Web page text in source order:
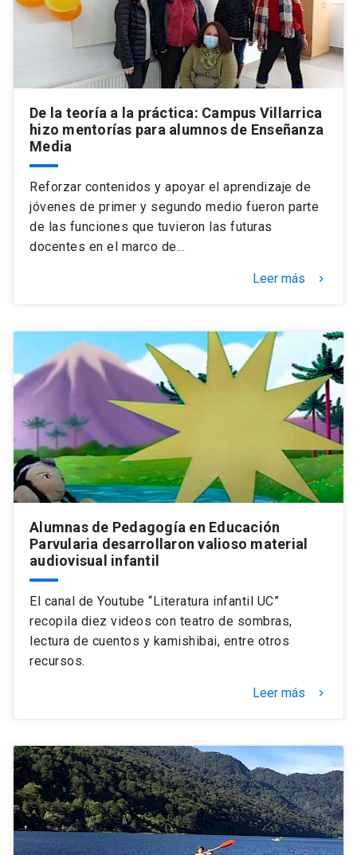
De la teoría a la práctica: Campus Villarrica
hizo mentorías para alumnos de Enseñanza
Media
Reforzar contenidos y apoyar el aprendizaje de
jóvenes de primer y segundo medio fueron parte
de las funciones que tuvieron las futuras
docentes en el marco de…
Leer más keyboard_arrow_right
Alumnas de Pedagogía en Educación
Parvularia desarrollaron valioso material
audiovisual infantil
El canal de Youtube “Literatura infantil UC”
recopila diez videos con teatro de sombras,
lectura de cuentos y kamishibai, entre otros
recursos.
Leer más keyboard_arrow_right